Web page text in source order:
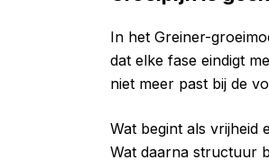
In het Greiner-
dat elke fase eindigt
niet meer past bij de
Wat begint als vrijheid
Wat daarna structuur